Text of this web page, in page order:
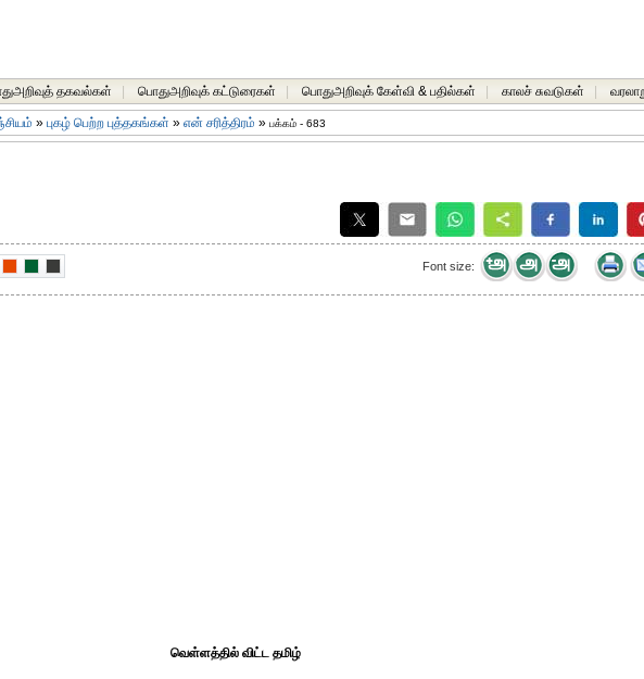
தகவல்கள் பொதுஅறிவுக் கட்டுரைகள் பொதுஅறிவுக் கேள்வி & பதில்கள் காலச் சுவடுகள்
» புகழ் பெற்ற புத்தகங்கள் » என் சரித்திரம் » பக்கம் - 683
Font size:
வெள்ளத்தில் விட்ட தமிழ்